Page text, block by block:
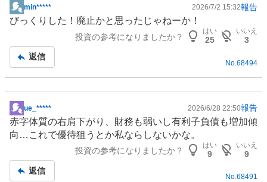
掲
示
事
min***** 2026/7/2 15:32報告
びっくりした！廃止かと思ったじゃねーか！
投資の参考になりましたか？
はい
25
いいえ
3
返信
No. 68494
掲
示
板
ue_***** 2026/6/28 22:50報告
赤字体質の右肩下がり、財務も弱いし有利子負債も増加傾
向…これで優待狙うとか私ならしないかな。
投資の参考になりましたか？
はい
9
いいえ
9
返信
No.68491